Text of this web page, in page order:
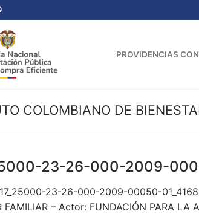
PROVIDENCIAS
COLOMBIANO DE
23-26-000-2009-
23-26-000-2009-00050-
FAMILIAR – Actor: FUNDACIÓN PARA LA